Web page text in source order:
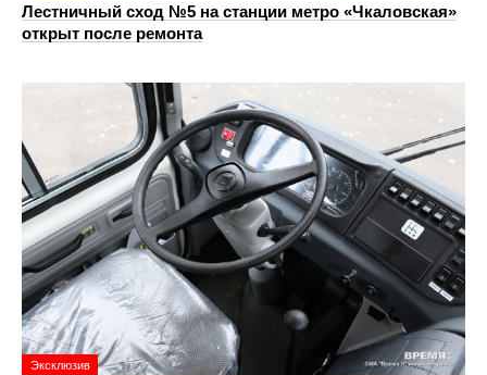
Лестничный сход №5 на станции метро «Чкаловская»
открыт после ремонта
Эксклюзив